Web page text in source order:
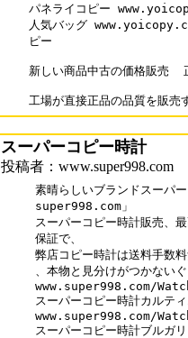
パネライコピー
人気バッグ
ピー
新しい商品中古の価格販売
スーパーコピー時計
投稿者：www.super998.com
素晴らしいブランドスーパ
super998.com」
スーパーコピー時計販売、
保証で、
弊店コピー時計は送料手数
、本物と見分けがつかないぐ
www.super998.com/
スーパーコピー時計カルテ
www.super998.com/
スーパーコピー時計ブルガリ